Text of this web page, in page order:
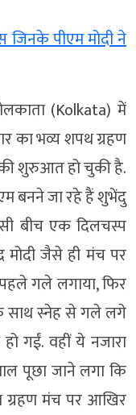
जिनके पीएम मोदी ने
(Kolkata) में
का भव्य शपथ ग्रहण
शुरुआत हो चुकी है.
बनने जा रहे हैं शुभेंदु
बीच एक दिलचस्प
मोदी जैसे ही मंच पर
गले लगाया, फिर
साथ स्नेह से गले लगे
गईं. वहीं ये नजारा
पूछा जाने लगा कि
ग्रहण मंच पर आखिर